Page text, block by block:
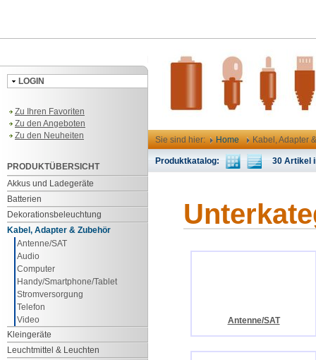
LOGIN
Zu Ihren Favoriten
Zu den Angeboten
Zu den Neuheiten
PRODUKTÜBERSICHT
Akkus und Ladegeräte
Batterien
Dekorationsbeleuchtung
Kabel, Adapter & Zubehör
Antenne/SAT
Audio
Computer
Handy/Smartphone/Tablet
Stromversorgung
Telefon
Video
Kleingeräte
Leuchtmittel & Leuchten
Sie sind hier: Home Kabel, Adapter
Produktkatalog: 30 Artikel
Antenne/SAT